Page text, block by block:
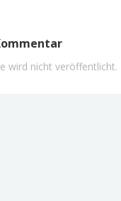
wird nicht veröffentlicht.